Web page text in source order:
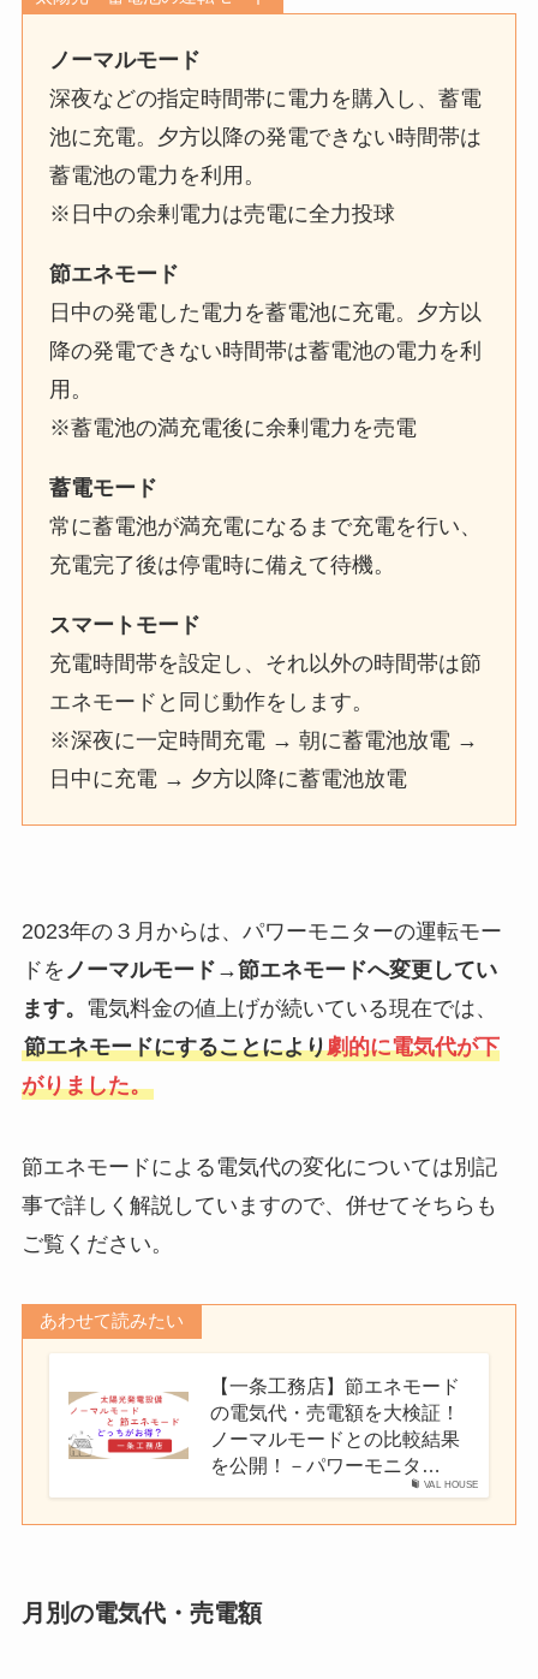
ノーマルモード
深夜などの指定時間帯に電力を購入し、蓄電
池に充電。夕方以降の発電できない時間帯は
蓄電池の電力を利用。
※日中の余剰電力は売電に全力投球
節エネモード
日中の発電した電力を蓄電池に充電。夕方以
降の発電できない時間帯は蓄電池の電力を利
用。
※蓄電池の満充電後に余剰電力を売電
蓄電モード
常に蓄電池が満充電になるまで充電を行い、
充電完了後は停電時に備えて待機。
スマートモード
充電時間帯を設定し、それ以外の時間帯は節
エネモードと同じ動作をします。
※深夜に一定時間充電 → 朝に蓄電池放電 →
日中に充電 → 夕方以降に蓄電池放電
2023年の３月からは、パワーモニターの運転モー
ドを ノーマルモード→節エネモードへ変更してい
ます。 電気料金の値上げが続いている現在では、
節エネモードにすることにより劇的に電気代が下
がりました。
節エネモードによる電気代の変化については別記
事で詳しく解説していますので、併せてそちらも
ご覧ください。
あわせて読みたい
VAL HOUSE
【一条工務店】節エネモード
の電気代・売電額を大検証！
ノーマルモードとの比較結果
を公開！－パワーモニタ…
月別の電気代・売電額